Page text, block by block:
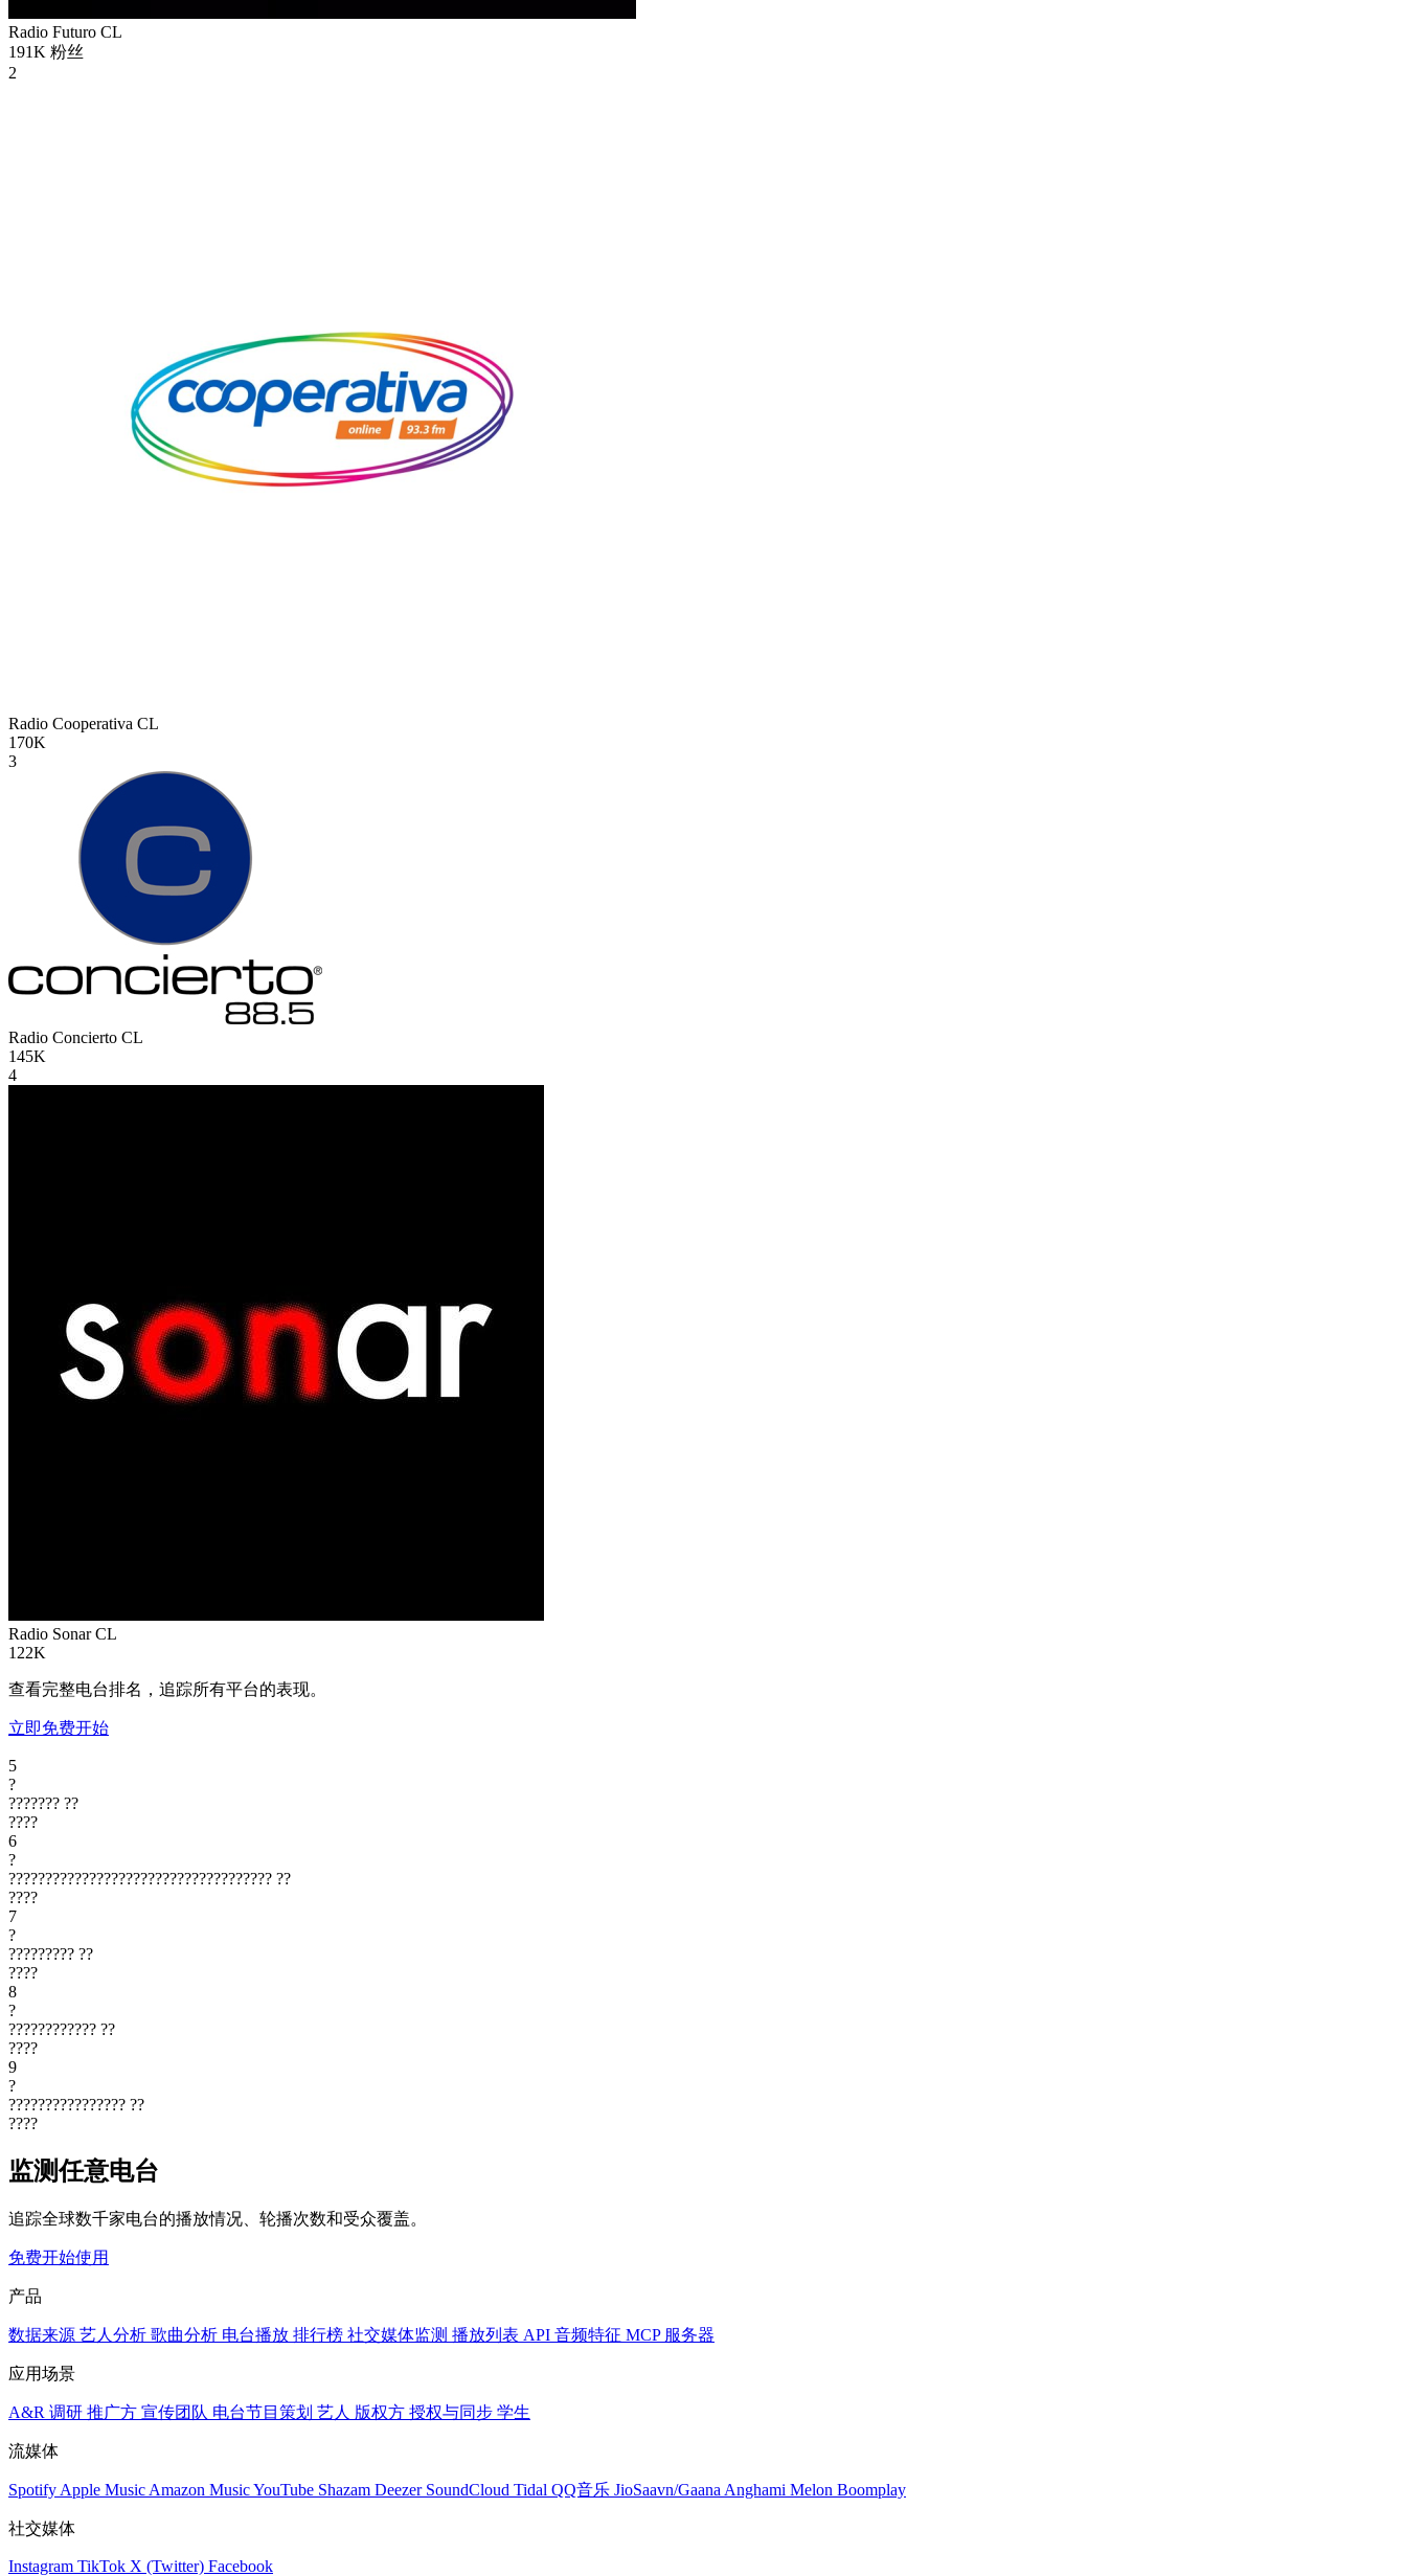
Radio Futuro CL
191K 粉丝
2
Radio Cooperativa CL
170K
3
Radio Concierto CL
145K
4
Radio Sonar CL
122K
查看完整电台排名，追踪所有平台的表现。
立即免费开始
5
?
??????? ??
????
6
?
???????????????????????????????????? ??
????
7
?
????????? ??
????
8
?
???????????? ??
????
9
?
???????????????? ??
????
监测任意电台
追踪全球数千家电台的播放情况、轮播次数和受众覆盖。
免费开始使用
产品
数据来源 艺人分析 歌曲分析 电台播放 排行榜 社交媒体监测 播放列表 API 音频特征 MCP 服务器
应用场景
A&R 调研 推广方 宣传团队 电台节目策划 艺人 版权方 授权与同步 学生
流媒体
Spotify Apple Music Amazon MusicYouTube Shazam Deezer SoundCloud Tidal QQ音乐 JioSaavn/Gaana Anghami Melon Boomplay
社交媒体
Instagram TikTok X (Twitter) Facebook